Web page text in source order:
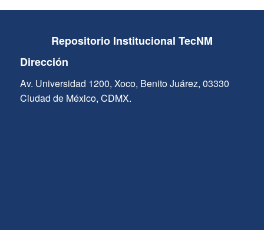
Repositorio Institucional TecNM
Dirección
Av. Universidad 1200, Xoco, Benito Juárez, 03330
Ciudad de México, CDMX.